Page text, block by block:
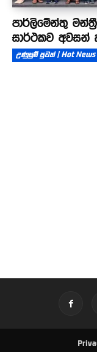
පාර්ලිමේන්තු
සාර්ථකව අවසන්
උණුසුම් පුවත් | Hot News